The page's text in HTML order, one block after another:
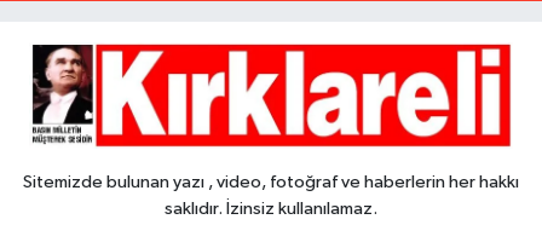
Sitemizde bulunan yazı , video, fotoğraf ve haberlerin her hakkı
saklıdır. İzinsiz kullanılamaz.